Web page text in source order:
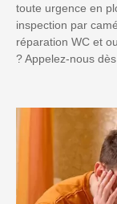
toute urgence en
inspection par
réparation WC et
? Appelez-nous